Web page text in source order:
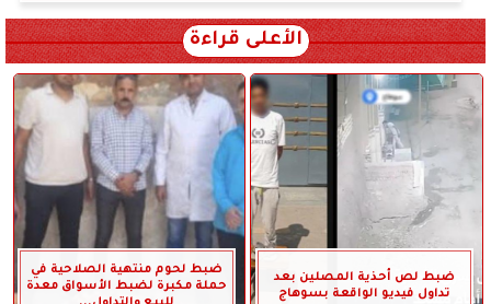
الأعلى قراءة
ضبط لص أحذية المصلين بعد
تداول فيديو الواقعة بسوهاج
ضبط لحوم منتهية الصلاحية في
حملة مكبرة لضبط الأسواق معدة